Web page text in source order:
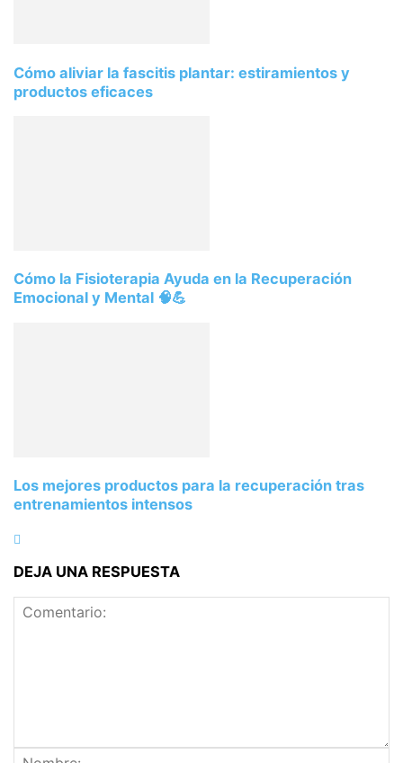
Cómo aliviar la fascitis plantar: estiramientos y
productos eficaces
Cómo la Fisioterapia Ayuda en la Recuperación
Emocional y Mental 🧠💪
Los mejores productos para la recuperación tras
entrenamientos intensos
DEJA UNA RESPUESTA